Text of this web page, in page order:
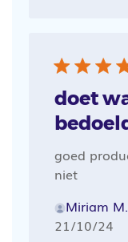
doet
goed
niet
Miriam
21/10/24